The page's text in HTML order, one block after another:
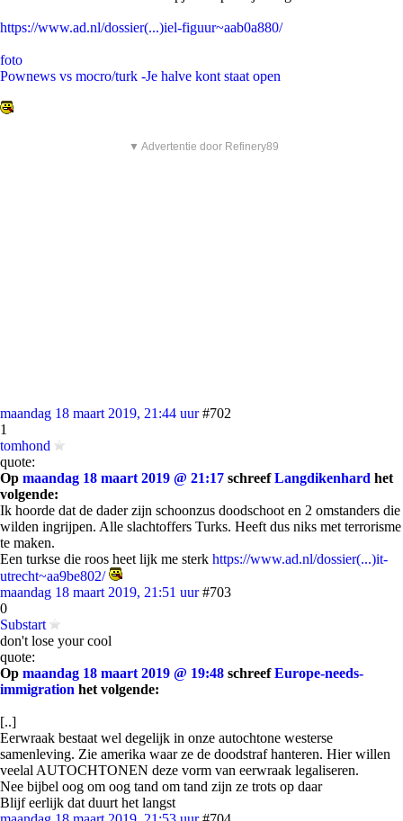
https://www.ad.nl/dossier(...)iel-figuur~aab0a880/
foto
Pownews vs mocro/turk -Je halve kont staat open
▼ Advertentie door Refinery89
maandag 18 maart 2019, 21:44 uur #702
1
tomhond
quote:
Op maandag 18 maart 2019 @ 21:17 schreefLangdikenhard het
volgende:
Ik hoorde dat de dader zijn schoonzus doodschoot en 2 omstanders die
wilden ingrijpen. Alle slachtoffers Turks. Heeft dus niks met terrorisme
te maken.
Een turkse die roos heet lijk me sterk https://www.ad.nl/dossier(...)it-
utrecht~aa9be802/
maandag 18 maart 2019, 21:51 uur #703
0
Substart
don't lose your cool
quote:
Op maandag 18 maart 2019 @ 19:48 schreefEurope-needs-
immigration het volgende:
[..]
Eerwraak bestaat wel degelijk in onze autochtone westerse
samenleving. Zie amerika waar ze de doodstraf hanteren. Hier willen
veelal AUTOCHTONEN deze vorm van eerwraak legaliseren.
Nee bijbel oog om oog tand om tand zijn ze trots op daar
Blijf eerlijk dat duurt het langst